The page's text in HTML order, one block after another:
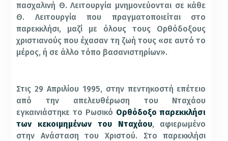
πασχαλινή Θ. Λειτουργία μνημονεύονται σε κάθε
Θ. Λειτουργία που πραγματοποιείται στο
παρεκκλήσι, μαζί με όλους τους Ορθόδοξους
χριστιανούς που έχασαν τη ζωή τους «σε αυτό το
μέρος, ή σε άλλο τόπο βασανιστηρίων».
Στις 29 Απριλίου 1995, στην πεντηκοστή επέτειο
από την απελευθέρωση του Νταχάου
εγκαινιάστηκε το Ρωσικό Ορθόδοξο παρεκκλήσι
των κεκοιμημένων του Νταχάου, αφιερωμένο
στην Ανάσταση του Χριστού. Στο παρεκκλήσι